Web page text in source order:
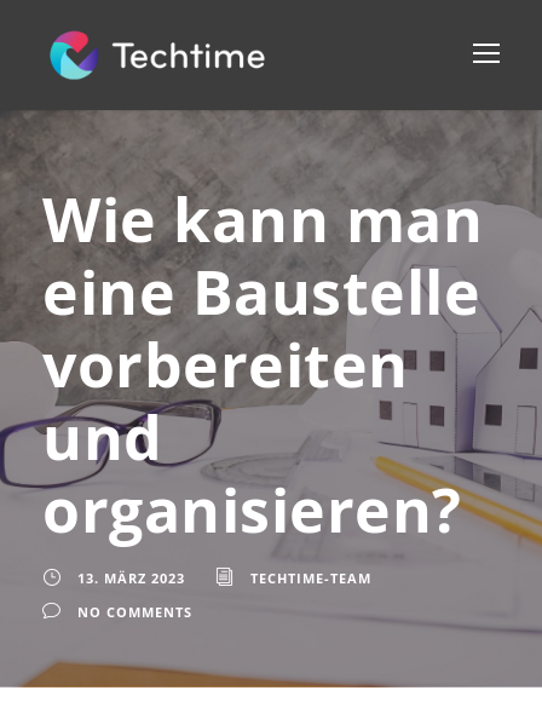
Wie kann man
eine Baustelle
vorbereiten
und
organisieren?
13. MÄRZ 2023
TECHTIME-TEAM
NO COMMENTS